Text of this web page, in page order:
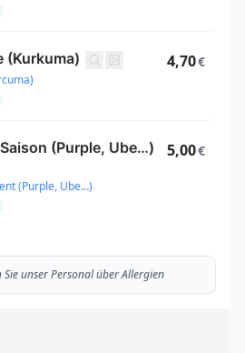
(Kurkuma) 4,70€
(Purple, Ube…)
(Purple, Ube…)
5,00€
unser Personal über Allergien